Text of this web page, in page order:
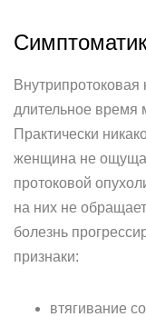
длительное время
Практически
женщина не
протоковой
на них не
болезнь
признаки:
втягивание